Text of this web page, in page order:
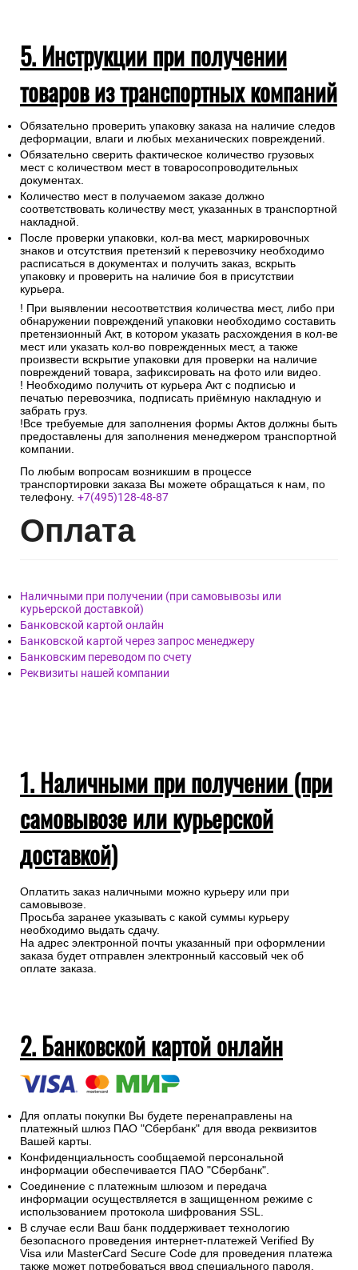
5. Инструкции при получении
товаров из транспортных компаний
Обязательно проверить упаковку заказа на наличие следов
деформации, влаги и любых механических повреждений.
Обязательно сверить фактическое количество грузовых
мест с количеством мест в товаросопроводительных
документах.
Количество мест в получаемом заказе должно
соответствовать количеству мест, указанных в транспортной
накладной.
После проверки упаковки, кол-ва мест, маркировочных
знаков и отсутствия претензий к перевозчику необходимо
расписаться в документах и получить заказ, вскрыть
упаковку и проверить на наличие боя в присутствии
курьера.
! При выявлении несоответствия количества мест, либо при
обнаружении повреждений упаковки необходимо составить
претензионный Акт, в котором указать расхождения в кол-ве
мест или указать кол-во поврежденных мест, а также
произвести вскрытие упаковки для проверки на наличие
повреждений товара, зафиксировать на фото или видео.
! Необходимо получить от курьера Акт с подписью и
печатью перевозчика, подписать приёмную накладную и
забрать груз.
!Все требуемые для заполнения формы Актов должны быть
предоставлены для заполнения менеджером транспортной
компании.
По любым вопросам возникшим в процессе
транспортировки заказа Вы можете обращаться к нам, по
телефону. +7(495)128-48-87
Оплата
Наличными при получении (при самовывозы или
курьерской доставкой)
Банковской картой онлайн
Банковской картой через запрос менеджеру
Банковским переводом по счету
Реквизиты нашей компании
1. Наличными при получении (при
самовывозе или курьерской
доставкой)
Оплатить заказ наличными можно курьеру или при
самовывозе.
Просьба заранее указывать с какой суммы курьеру
необходимо выдать сдачу.
На адрес электронной почты указанный при оформлении
заказа будет отправлен электронный кассовый чек об
оплате заказа.
2. Банковской картой онлайн
Для оплаты покупки Вы будете перенаправлены на
платежный шлюз ПАО "Сбербанк" для ввода реквизитов
Вашей карты.
Конфиденциальность сообщаемой персональной
информации обеспечивается ПАО "Сбербанк".
Соединение с платежным шлюзом и передача
информации осуществляется в защищенном режиме с
использованием протокола шифрования SSL.
В случае если Ваш банк поддерживает технологию
безопасного проведения интернет-платежей Verified By
Visa или MasterCard Secure Code для проведения платежа
также может потребоваться ввод специального пароля.